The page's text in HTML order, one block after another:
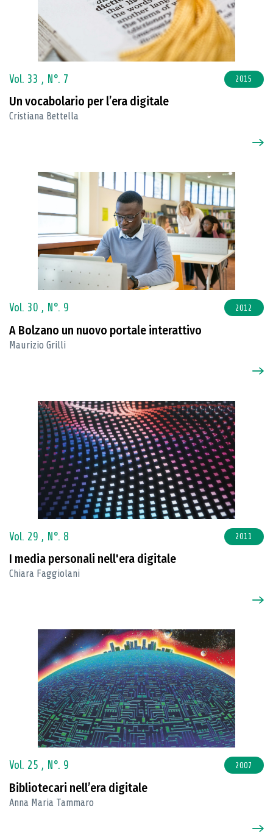
Vol. 33 , N°. 7 2015
Un vocabolario per l’era digitale
Cristiana Bettella
Vol. 30 , N°. 9 2012
A Bolzano un nuovo portale interattivo
Maurizio Grilli
Vol. 29 , N°. 8 2011
I media personali nell'era digitale
Chiara Faggiolani
Vol. 25 , N°. 9 2007
Bibliotecari nell’era digitale
Anna Maria Tammaro